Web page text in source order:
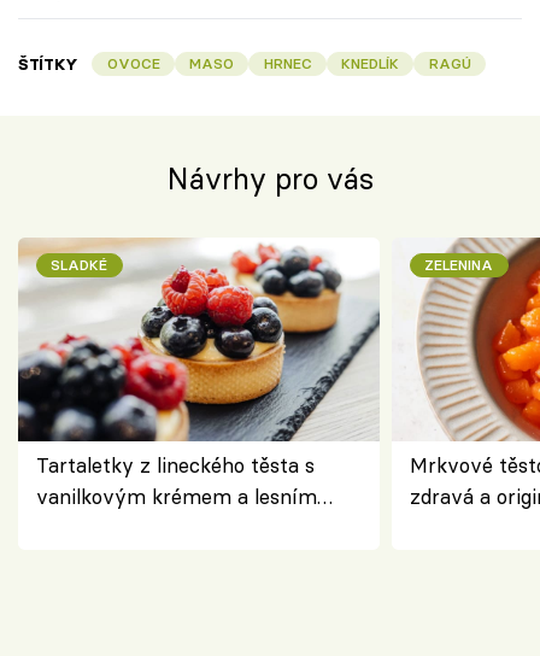
ŠTÍTKY OVOCE MASO HRNEC KNEDLÍK RAGÚ
Návrhy pro vás
SLADKÉ
Tartaletky z lineckého těsta s
vanilkovým krémem a lesním
ZELENINA
Mrkvové
zdravá a